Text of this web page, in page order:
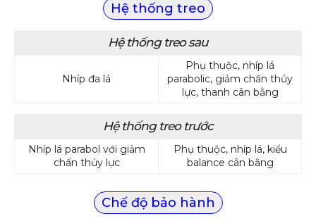
Hệ thống treo
Hệ thống treo sau
Nhíp đa lá
Phụ thuộc, nhíp lá
parabolic, giảm chấn thủy
lực, thanh cân bằng
Hệ thống treo trước
Nhíp lá parabol với giảm
chấn thủy lực
Phụ thuộc, nhíp lá, kiểu
balance cân bằng
Chế độ bảo hành